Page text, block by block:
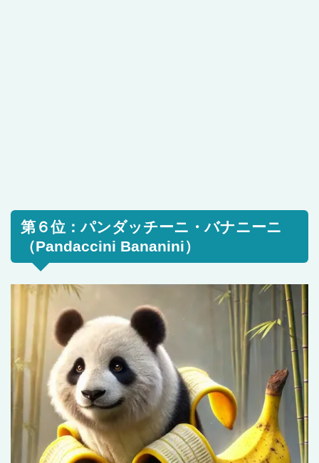
第６位：パンダッチーニ・バナニーニ
（Pandaccini Bananini）